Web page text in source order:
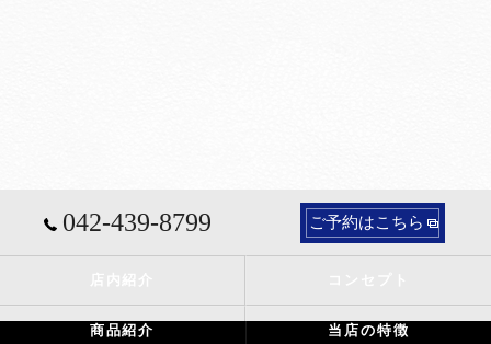
042-439-8799 ご予約はこちら
商品紹介 当店の特徴